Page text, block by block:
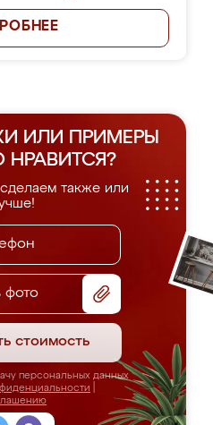
ИЛИ ПРИМЕРЫ
НРАВИТСЯ?
также или
фото
стоимость
персональных данных